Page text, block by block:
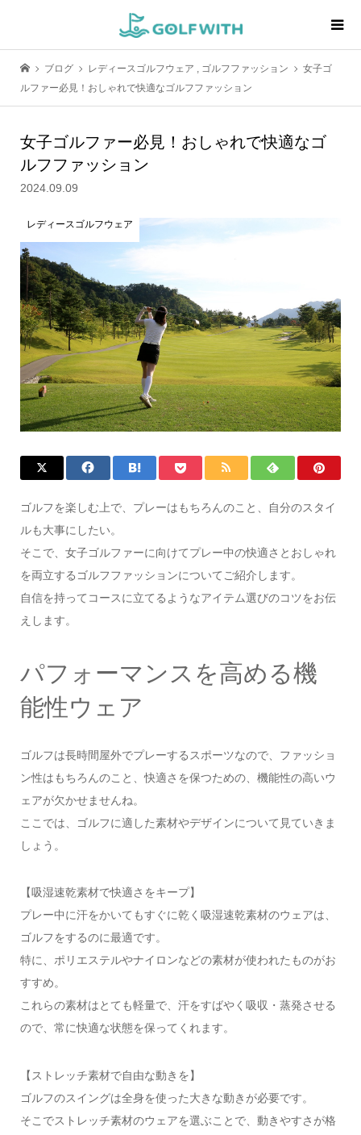
ブログ レディースゴルフウェア , ゴルフファッション
女子ゴ
ルファー必見！おしゃれで快適なゴルフファッション
女子ゴルファー必見！おしゃれで快適なゴ
ルフファッション
2024.09.09
レディースゴルフウェア
ゴルフを楽しむ上で、プレーはもちろんのこと、自分のスタイ
ルも大事にしたい。
そこで、女子ゴルファーに向けてプレー中の快適さとおしゃれ
を両立するゴルフファッションについてご紹介します。
自信を持ってコースに立てるようなアイテム選びのコツをお伝
えします。
パフォーマンスを高める機
能性ウェア
ゴルフは長時間屋外でプレーするスポーツなので、ファッショ
ン性はもちろんのこと、快適さを保つための、機能性の高いウ
ェアが欠かせませんね。
ここでは、ゴルフに適した素材やデザインについて見ていきま
しょう。
【吸湿速乾素材で快適さをキープ】
プレー中に汗をかいてもすぐに乾く吸湿速乾素材のウェアは、
ゴルフをするのに最適です。
特に、ポリエステルやナイロンなどの素材が使われたものがお
すすめ。
これらの素材はとても軽量で、汗をすばやく吸収・蒸発させる
ので、常に快適な状態を保ってくれます。
【ストレッチ素材で自由な動きを】
ゴルフのスイングは全身を使った大きな動きが必要です。
そこでストレッチ素材のウェアを選ぶことで、動きやすさが格